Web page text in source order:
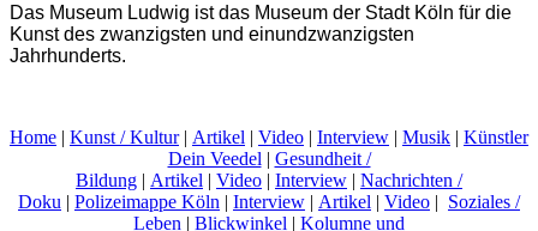
Das Museum Ludwig ist das Museum der Stadt Köln für die
Kunst des zwanzigsten und einundzwanzigsten
Jahrhunderts.
Home | Kunst / Kultur| Artikel | Video | Interview | Musik | Künstler
Dein Veedel | Gesundheit /
Bildung | Artikel | Video | Interview | Nachrichten /
Doku | Polizeimappe Köln | Interview | Artikel | Video | Soziales /
Leben | Blickwinkel | Kolumne und